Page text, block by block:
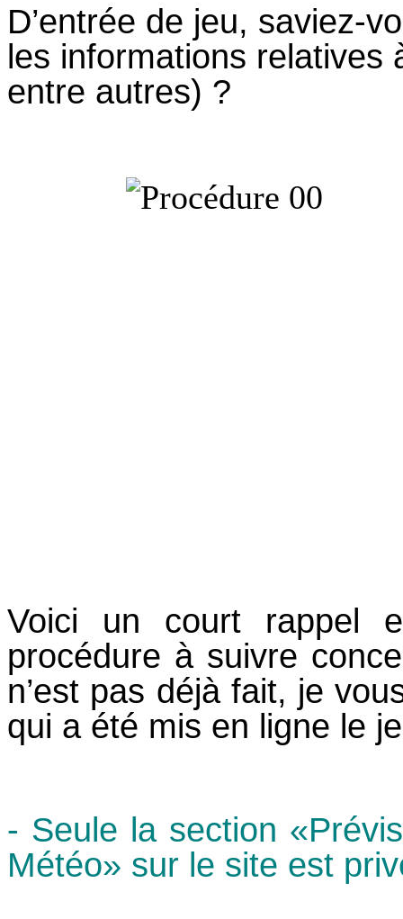
D’entrée de jeu, saviez-
les informations relatives
entre autres) ?
Voici un court rappel
procédure à suivre
n’est pas déjà fait, je
qui a été mis en ligne le
- Seule la section
Météo» sur le site est